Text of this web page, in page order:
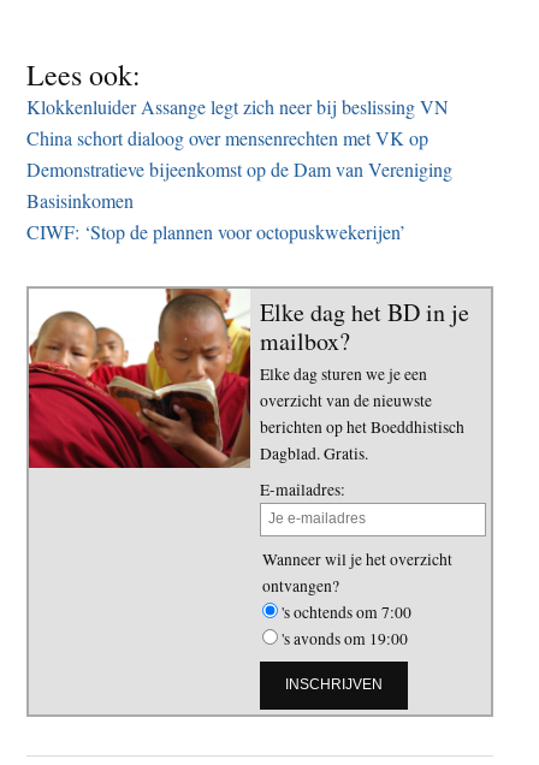
Lees ook:
Klokkenluider Assange legt zich neer bij beslissing VN
China schort dialoog over mensenrechten met VK op
Demonstratieve bijeenkomst op de Dam van Vereniging
Basisinkomen
CIWF: ‘Stop de plannen voor octopuskwekerijen’
Elke dag het BD in je
mailbox?
Elke dag sturen we je een
overzicht van de nieuwste
berichten op het Boeddhistisch
Dagblad. Gratis.
E-mailadres:
Wanneer wil je het overzicht
ontvangen?
's ochtends om 7:00
's avonds om 19:00